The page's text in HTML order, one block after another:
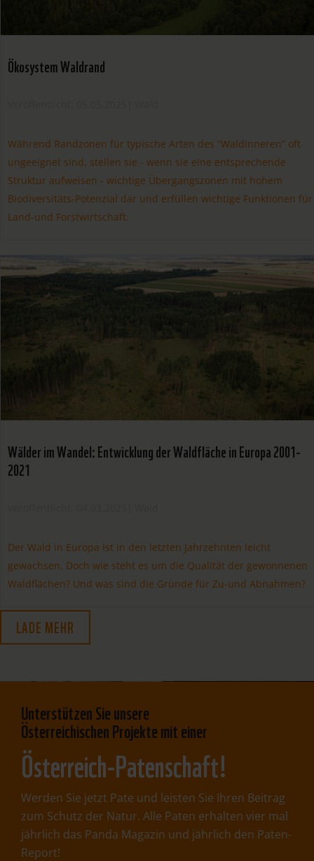
Ökosystem Waldrand
Während Randzonen für typische Arten des “Waldinneren” oft
ungeeignet sind, stellen sie - wenn sie eine entsprechende
Struktur aufweisen - wichtige Übergangszonen mit hohem
Biodiversitäts-Potenzial dar und erfüllen wichtige Funktionen für
Land-und Forstwirtschaft.
Wälder im Wandel: Entwicklung der Waldfläche in Europa 2001-
2021
Der Wald in Europa ist in den letzten Jahrzehnten leicht
gewachsen. Doch wie steht es um die Qualität der gewonnenen
Waldflächen? Und was sind die Gründe für Zu-und Abnahmen?
LADE MEHR
Unterstützen Sie unsere
Österreichischen Projekte mit einer
Österreich-Patenschaft!
Werden Sie jetzt Pate und leisten Sie Ihren Beitrag
zum Schutz der Natur. Alle Paten erhalten vier mal
jährlich das Panda Magazin und jährlich den Paten-
Report!